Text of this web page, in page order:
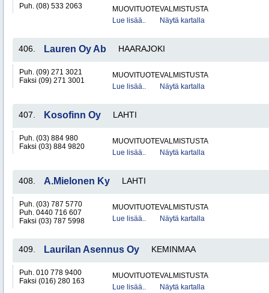
Puh. (08) 533 2063
MUOVITUOTEVALMISTUSTA
Lue lisää..
Näytä kartalla
406. Lauren Oy Ab HAARAJOKI
Puh. (09) 271 3021
Faksi (09) 271 3001
MUOVITUOTEVALMISTUSTA
Lue lisää..
Näytä kartalla
407. Kosofinn Oy LAHTI
Puh. (03) 884 980
Faksi (03) 884 9820
MUOVITUOTEVALMISTUSTA
Lue lisää..
Näytä kartalla
408. A.Mielonen Ky LAHTI
Puh. (03) 787 5770
Puh. 0440 716 607
Faksi (03) 787 5998
MUOVITUOTEVALMISTUSTA
Lue lisää..
Näytä kartalla
409. Laurilan Asennus Oy KEMINMAA
Puh. 010 778 9400
Faksi (016) 280 163
MUOVITUOTEVALMISTUSTA
Lue lisää..
Näytä kartalla